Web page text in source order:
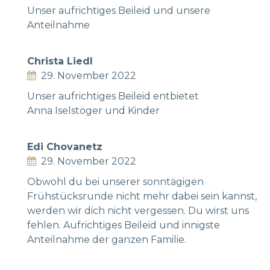
Unser aufrichtiges Beileid und unsere
Anteilnahme
Christa Liedl
29. November 2022
Unser aufrichtiges Beileid entbietet
Anna Iselstöger und Kinder
Edi Chovanetz
29. November 2022
Obwohl du bei unserer sonntägigen
Frühstücksrunde nicht mehr dabei sein kannst,
werden wir dich nicht vergessen. Du wirst uns
fehlen. Aufrichtiges Beileid und innigste
Anteilnahme der ganzen Familie.